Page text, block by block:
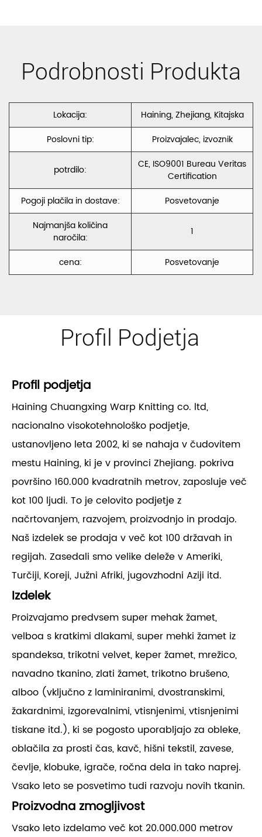
Podrobnosti Produkta
Lokacija:
Haining, Zhejiang, Kitajska
Poslovni tip:
Proizvajalec, izvoznik
potrdilo:
CE, ISO9001 Bureau Veritas
Certification
Pogoji plačila in dostave:
Posvetovanje
Najmanjša količina
naročila:
1
cena: Posvetovanje
Profil Podjetja
Profil podjetja
Haining Chuangxing Warp Knitting co. ltd,
nacionalno visokotehnološko podjetje,
ustanovljeno leta 2002, ki se nahaja v čudovitem
mestu Haining, ki je v provinci Zhejiang. pokriva
površino 160.000 kvadratnih metrov, zaposluje več
kot 100 ljudi. To je celovito podjetje z
načrtovanjem, razvojem, proizvodnjo in prodajo.
Naš izdelek se prodaja v več kot 100 državah in
regijah. Zasedali smo velike deleže v Ameriki,
Turčiji, Koreji, Južni Afriki, jugovzhodni Aziji itd.
Izdelek
Proizvajamo predvsem super mehak žamet,
velboa s kratkimi dlakami, super mehki žamet iz
spandeksa, trikotni velvet, keper žamet, mrežico,
navadno tkanino, zlati žamet, trikotno brušeno,
alboo (vključno z laminiranimi, dvostranskimi,
žakardnimi, izgorevalnimi, vtisnjenimi, vtisnjenimi
tiskane itd.), ki se pogosto uporabljajo za obleke,
oblačila za prosti čas, kavč, hišni tekstil, zavese,
čevlje, klobuke, igrače, ročna dela in tako naprej.
Vsako leto se posvetimo tudi razvoju novih tkanin.
Proizvodna zmogljivost
Vsako leto izdelamo več kot 20.000.000 metrov